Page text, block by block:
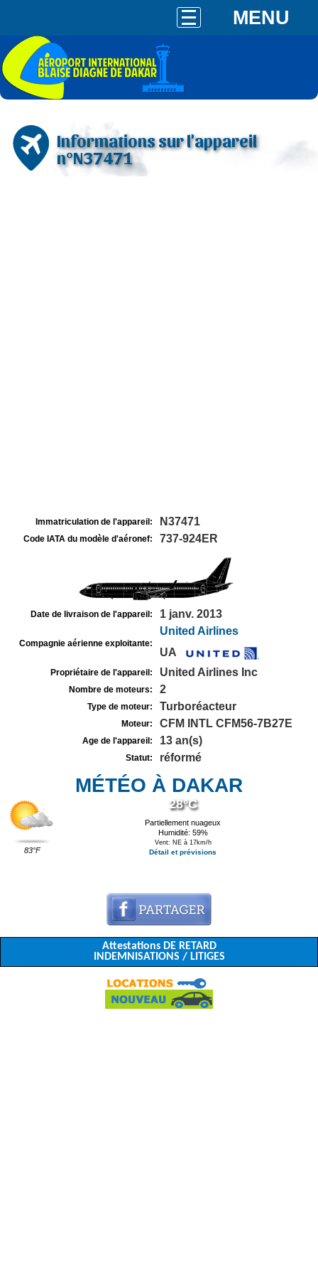
MENU
Informations sur l'appareil
n°N37471
Immatriculation de l'appareil: N37471
Code IATA du modèle d'aéronef: 737-924ER
Date de livraison de l'appareil: 1 janv. 2013
Compagnie aérienne exploitante:
United Airlines
UA
Propriétaire de l'appareil: United Airlines Inc
Nombre de moteurs: 2
Type de moteur: Turboréacteur
Moteur: CFM INTL CFM56-7B27E
Age de l'appareil: 13 an(s)
Statut: réformé
MÉTÉO À DAKAR
83°F
28°C
Partiellement nuageux
Humidité: 59%
Vent: NE à 17km/h
Détail et prévisions
Attestations DE RETARD
INDEMNISATIONS / LITIGES